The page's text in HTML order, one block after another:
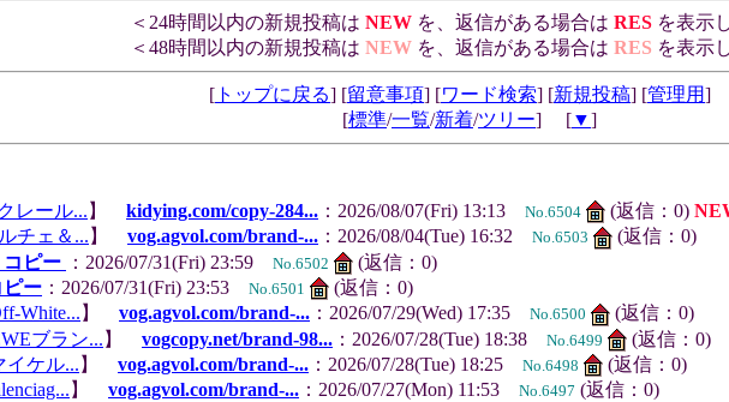
＜24時間以内の新規投稿は NEWを、返信がある場合は RESを表示
＜48時間以内の新規投稿は NEWを、返信がある場合は RES を表示
[ トップに戻る] [留意事項] [ワード検索] [新規投稿] [管理用]
[標準/一覧/新着/ツリー] [▼]
レール... 】 kidying.com/copy-284... ：2026/08/07(Fri) 13:13 No.6504 (返信：0)
チェ＆... 】 vog.agvol.com/brand-... ：2026/08/04(Tue) 16:32 No.6503
(返信：0)
コピー ：2026/07/31(Fri) 23:59 No.6502
(返信：0)
ピー ：2026/07/31(Fri) 23:53 No.6501
(返信：0)
White... 】 vog.agvol.com/brand-... ：2026/07/29(Wed) 17:35 No.6500
(返信：0)
ブラン... 】 vogcopy.net/brand-98... ：2026/07/28(Tue) 18:38 No.6499
(返信：0)
イケル... 】 vog.agvol.com/brand-... ：2026/07/28(Tue) 18:25 No.6498
(返信：0)
】 vog.agvol.com/brand-... ：2026/07/27(Mon) 11:53 No.6497 (返信：0)